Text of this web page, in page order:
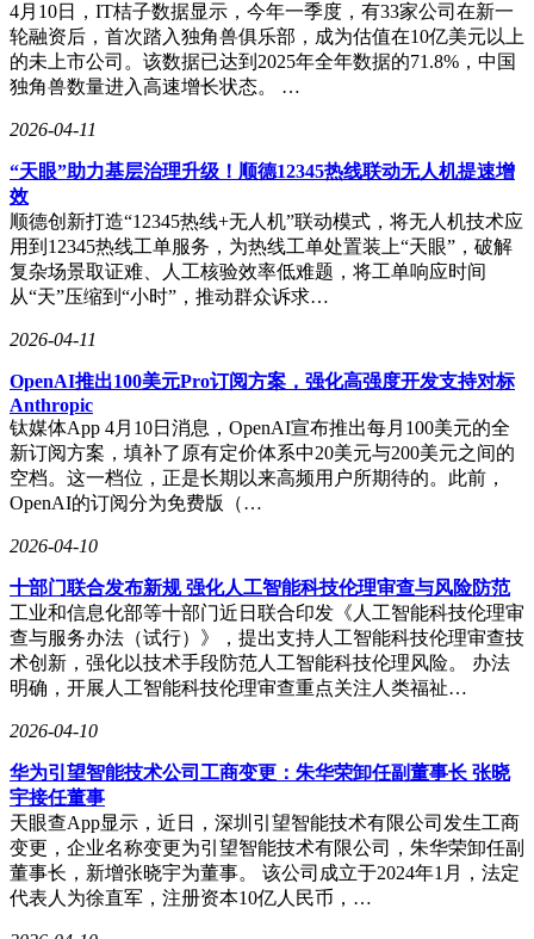
成为暑期档票房冠军的胜算更大了。
短剧届美女魏昕怡、杨喜嘉、钟俞三大美女强强联合，特别三
位大女主和男主雷启飞的撕逼CP戏份，看点十足。另外杨君
老戏骨的加入也为整个影片的表演水平增加的不少硬核势力。
雷启飞平时出演的剧偶像包袱居多，这次他完全卸下偶像气
质，全剧留着长发胡须，十年时间，杜衡为了复仇，完全活脱
的成了一位邋里邋遢的大叔形象。
时候你会不会支持这部新片呢?
4月10日，IT桔子数据显示，今年一季度，有33家公司在新一
轮融资后，首次踏入独角兽俱乐部，成为估值在10亿美元以上
的未上市公司。该数据已达到2025年全年数据的71.8%，中国
独角兽数量进入高速增长状态。 …
2026-04-11
“天眼”助力基层治理升级！顺德12345热线联动无人机提速增
效
顺德创新打造“12345热线+无人机”联动模式，将无人机技术应
用到12345热线工单服务，为热线工单处置装上“天眼”，破解
复杂场景取证难、人工核验效率低难题，将工单响应时间
从“天”压缩到“小时”，推动群众诉求…
2026-04-11
OpenAI推出100美元Pro订阅方案，强化高强度开发支持对标
Anthropic
钛媒体App 4月10日消息，OpenAI宣布推出每月100美元的全
新订阅方案，填补了原有定价体系中20美元与200美元之间的
空档。这一档位，正是长期以来高频用户所期待的。此前，
OpenAI的订阅分为免费版（…
2026-04-10
十部门联合发布新规 强化人工智能科技伦理审查与风险防范
工业和信息化部等十部门近日联合印发《人工智能科技伦理审
查与服务办法（试行）》，提出支持人工智能科技伦理审查技
术创新，强化以技术手段防范人工智能科技伦理风险。 办法
明确，开展人工智能科技伦理审查重点关注人类福祉…
2026-04-10
华为引望智能技术公司工商变更：朱华荣卸任副董事长 张晓
宇接任董事
天眼查App显示，近日，深圳引望智能技术有限公司发生工商
变更，企业名称变更为引望智能技术有限公司，朱华荣卸任副
董事长，新增张晓宇为董事。 该公司成立于2024年1月，法定
代表人为徐直军，注册资本10亿人民币，…